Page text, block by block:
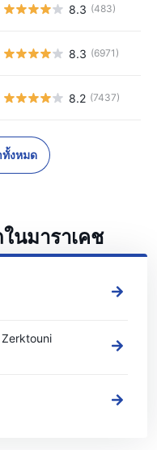
8.3 (483)
8.3 (6971)
8.2 (7437)
ทั้งหมด
นมาราเคช